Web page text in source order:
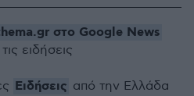
στο Google News
ειδήσεις
Ειδήσεις από την Ελλάδα